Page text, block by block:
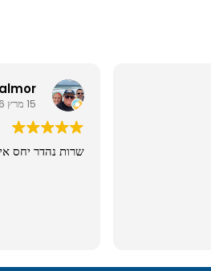
15 מרץ 2026
שרות נהדר יחס